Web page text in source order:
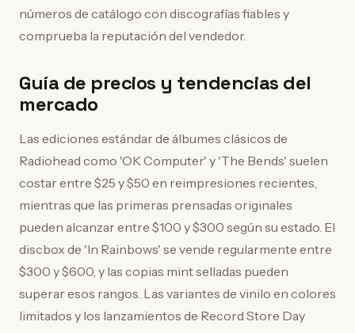
números de catálogo con discografías fiables y
comprueba la reputación del vendedor.
Guía de precios y tendencias del
mercado
Las ediciones estándar de álbumes clásicos de
Radiohead como 'OK Computer' y 'The Bends' suelen
costar entre $25 y $50 en reimpresiones recientes,
mientras que las primeras prensadas originales
pueden alcanzar entre $100 y $300 según su estado. El
discbox de 'In Rainbows' se vende regularmente entre
$300 y $600, y las copias mint selladas pueden
superar esos rangos. Las variantes de vinilo en colores
limitados y los lanzamientos de Record Store Day